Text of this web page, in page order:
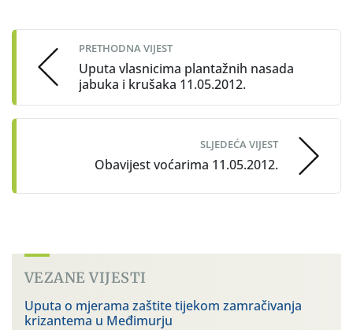
navigation
PRETHODNA VIJEST
Uputa vlasnicima plantažnih nasada
jabuka i krušaka 11.05.2012.
SLJEDEĆA VIJEST
Obavijest voćarima 11.05.2012.
VEZANE VIJESTI
Uputa o mjerama zaštite tijekom zamračivanja
krizantema u Međimurju